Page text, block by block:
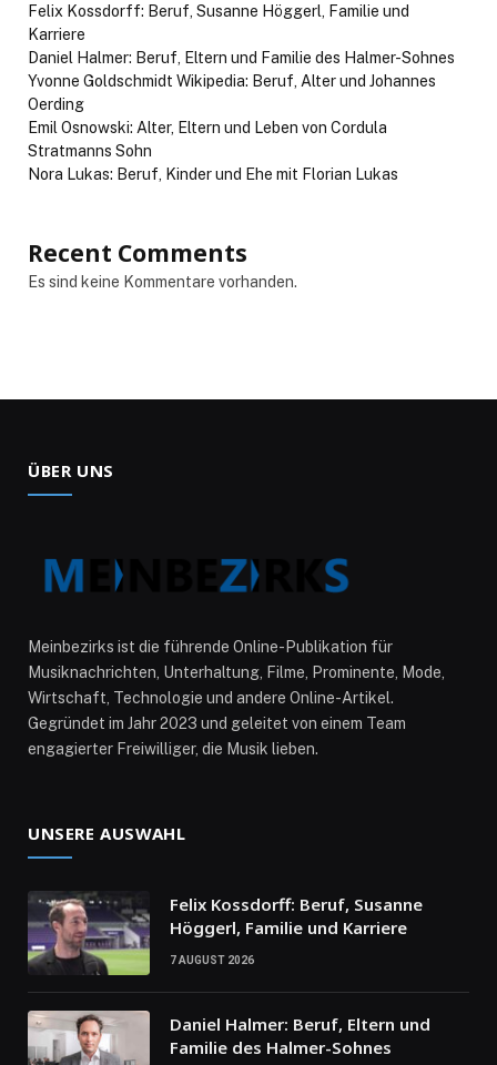
Felix Kossdorff: Beruf, Susanne Höggerl, Familie und
Karriere
Daniel Halmer: Beruf, Eltern und Familie des Halmer-Sohnes
Yvonne Goldschmidt Wikipedia: Beruf, Alter und Johannes
Oerding
Emil Osnowski: Alter, Eltern und Leben von Cordula
Stratmanns Sohn
Nora Lukas: Beruf, Kinder und Ehe mit Florian Lukas
Recent Comments
Es sind keine Kommentare vorhanden.
ÜBER UNS
Meinbezirks ist die führende Online-Publikation für
Musiknachrichten, Unterhaltung, Filme, Prominente, Mode,
Wirtschaft, Technologie und andere Online-Artikel.
Gegründet im Jahr 2023 und geleitet von einem Team
engagierter Freiwilliger, die Musik lieben.
UNSERE AUSWAHL
Felix Kossdorff: Beruf, Susanne
Höggerl, Familie und Karriere
7 AUGUST 2026
Daniel Halmer: Beruf, Eltern und
Familie des Halmer-Sohnes